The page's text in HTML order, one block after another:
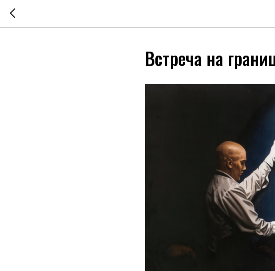
Встреча на